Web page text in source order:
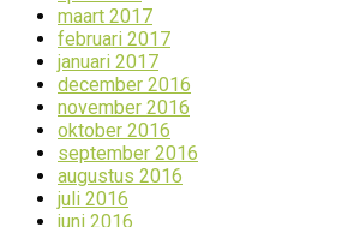
maart 2017
februari 2017
januari 2017
december 2016
november 2016
oktober 2016
september 2016
augustus 2016
juli 2016
juni 2016